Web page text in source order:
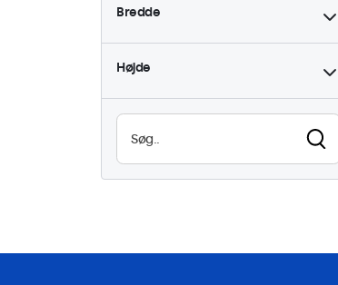
Bredde
Højde